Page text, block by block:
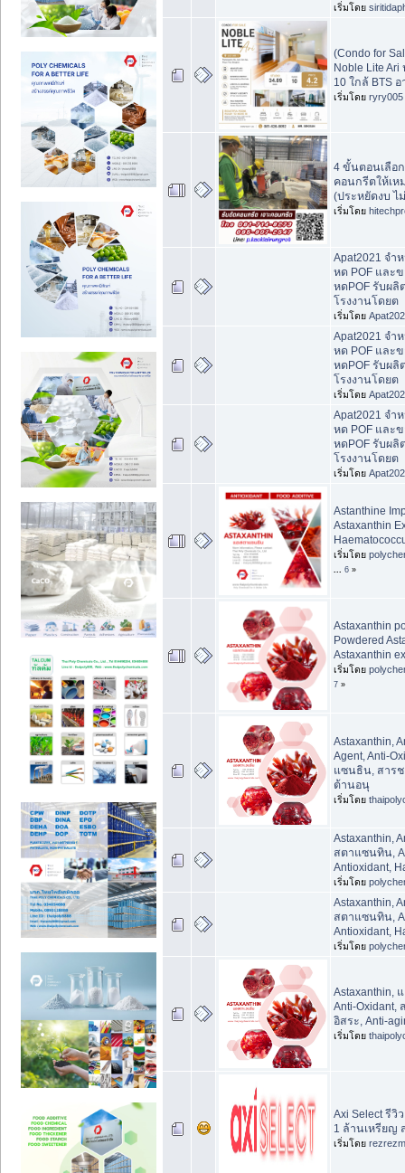
เริ่มโดย
(Condo for
Noble Lite
10 ใกล้ BTS อ
เริ่มโดย ryry005
4 ขั้นตอนเลือก
คอนกรีตให้เห
(ประหยัดงบ ไ
เริ่มโดย
Apat2021 จำ
หด POF และ
หดPOF รับผลิ
โรงงานโดยต
เริ่มโดย
Apat2021 จำ
หด POF และ
หดPOF รับผลิ
โรงงานโดยต
เริ่มโดย
Apat2021 จำ
หด POF และ
หดPOF รับผลิ
โรงงานโดยต
เริ่มโดย
Astanthine
Astaxanthin
เริ่มโดย
6 »
Astaxanthin
Powdered
Astaxanthin
เริ่มโดย
7 »
Astaxanthin,
Agent, Anti-
แซนธิน, สารช
ต้านอนุ
เริ่มโดย
Astaxanthin,
สตาแซนทิน,
Antioxidant,
เริ่มโดย
Astaxanthin,
สตาแซนทิน,
Antioxidant,
เริ่มโดย
Astaxanthin,
Anti-Oxidant,
อิสระ, Anti-
เริ่มโดย
Axi Select รีวิ
1 ล้านเหรียญ
เริ่มโดย